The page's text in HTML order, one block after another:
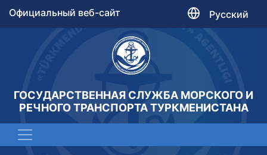
Официальный веб-сайт Русский
ГОСУДАРСТВЕННАЯ СЛУЖБА МОРСКОГО И
РЕЧНОГО ТРАНСПОРТА ТУРКМЕНИСТАНА